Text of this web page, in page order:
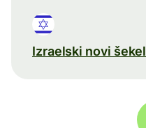
Izraelski novi šekel